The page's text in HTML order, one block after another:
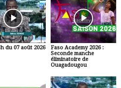
du 07 août 2026
Faso Academy 2026 :
Seconde manche
éliminatoire de
Ouagadougou